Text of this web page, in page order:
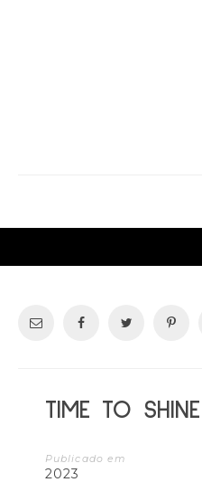
TIME TO SHINE
Publicado em
2023